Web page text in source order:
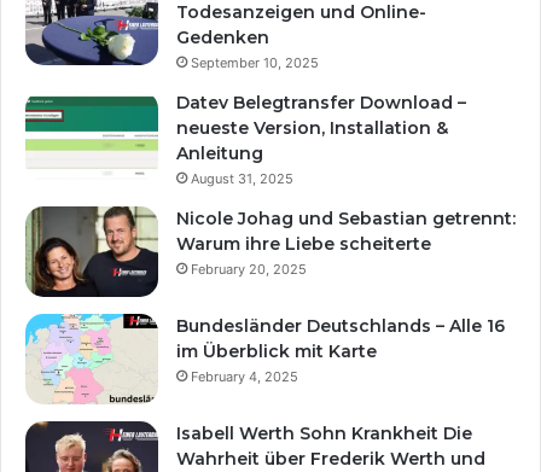
Todesanzeigen und Online-
Gedenken
September 10, 2025
Datev Belegtransfer Download –
neueste Version, Installation &
Anleitung
August 31, 2025
Nicole Johag und Sebastian getrennt:
Warum ihre Liebe scheiterte
February 20, 2025
Bundesländer Deutschlands – Alle 16
im Überblick mit Karte
February 4, 2025
Isabell Werth Sohn Krankheit Die
Wahrheit über Frederik Werth und